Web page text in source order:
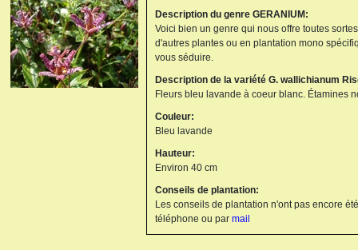
Description du genre GERANIUM:
Voici bien un genre qui nous offre toutes
d'autres plantes ou en plantation mono
vous séduire.
Description de la variété G. wallichianum
Fleurs bleu lavande à coeur blanc. Étamines
Couleur:
Bleu lavande
Hauteur:
Environ 40 cm
Conseils de plantation:
Les conseils de plantation n'ont pas encore
téléphone ou par mail